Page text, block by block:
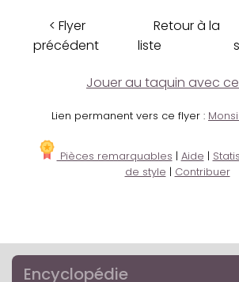
< Flyer
précédent
Retour à la
liste
Jouer au taquin avec
Lien permanent vers ce flyer :
Pièces remarquables | Aide |
de style | Contribuer
Encyclopédie